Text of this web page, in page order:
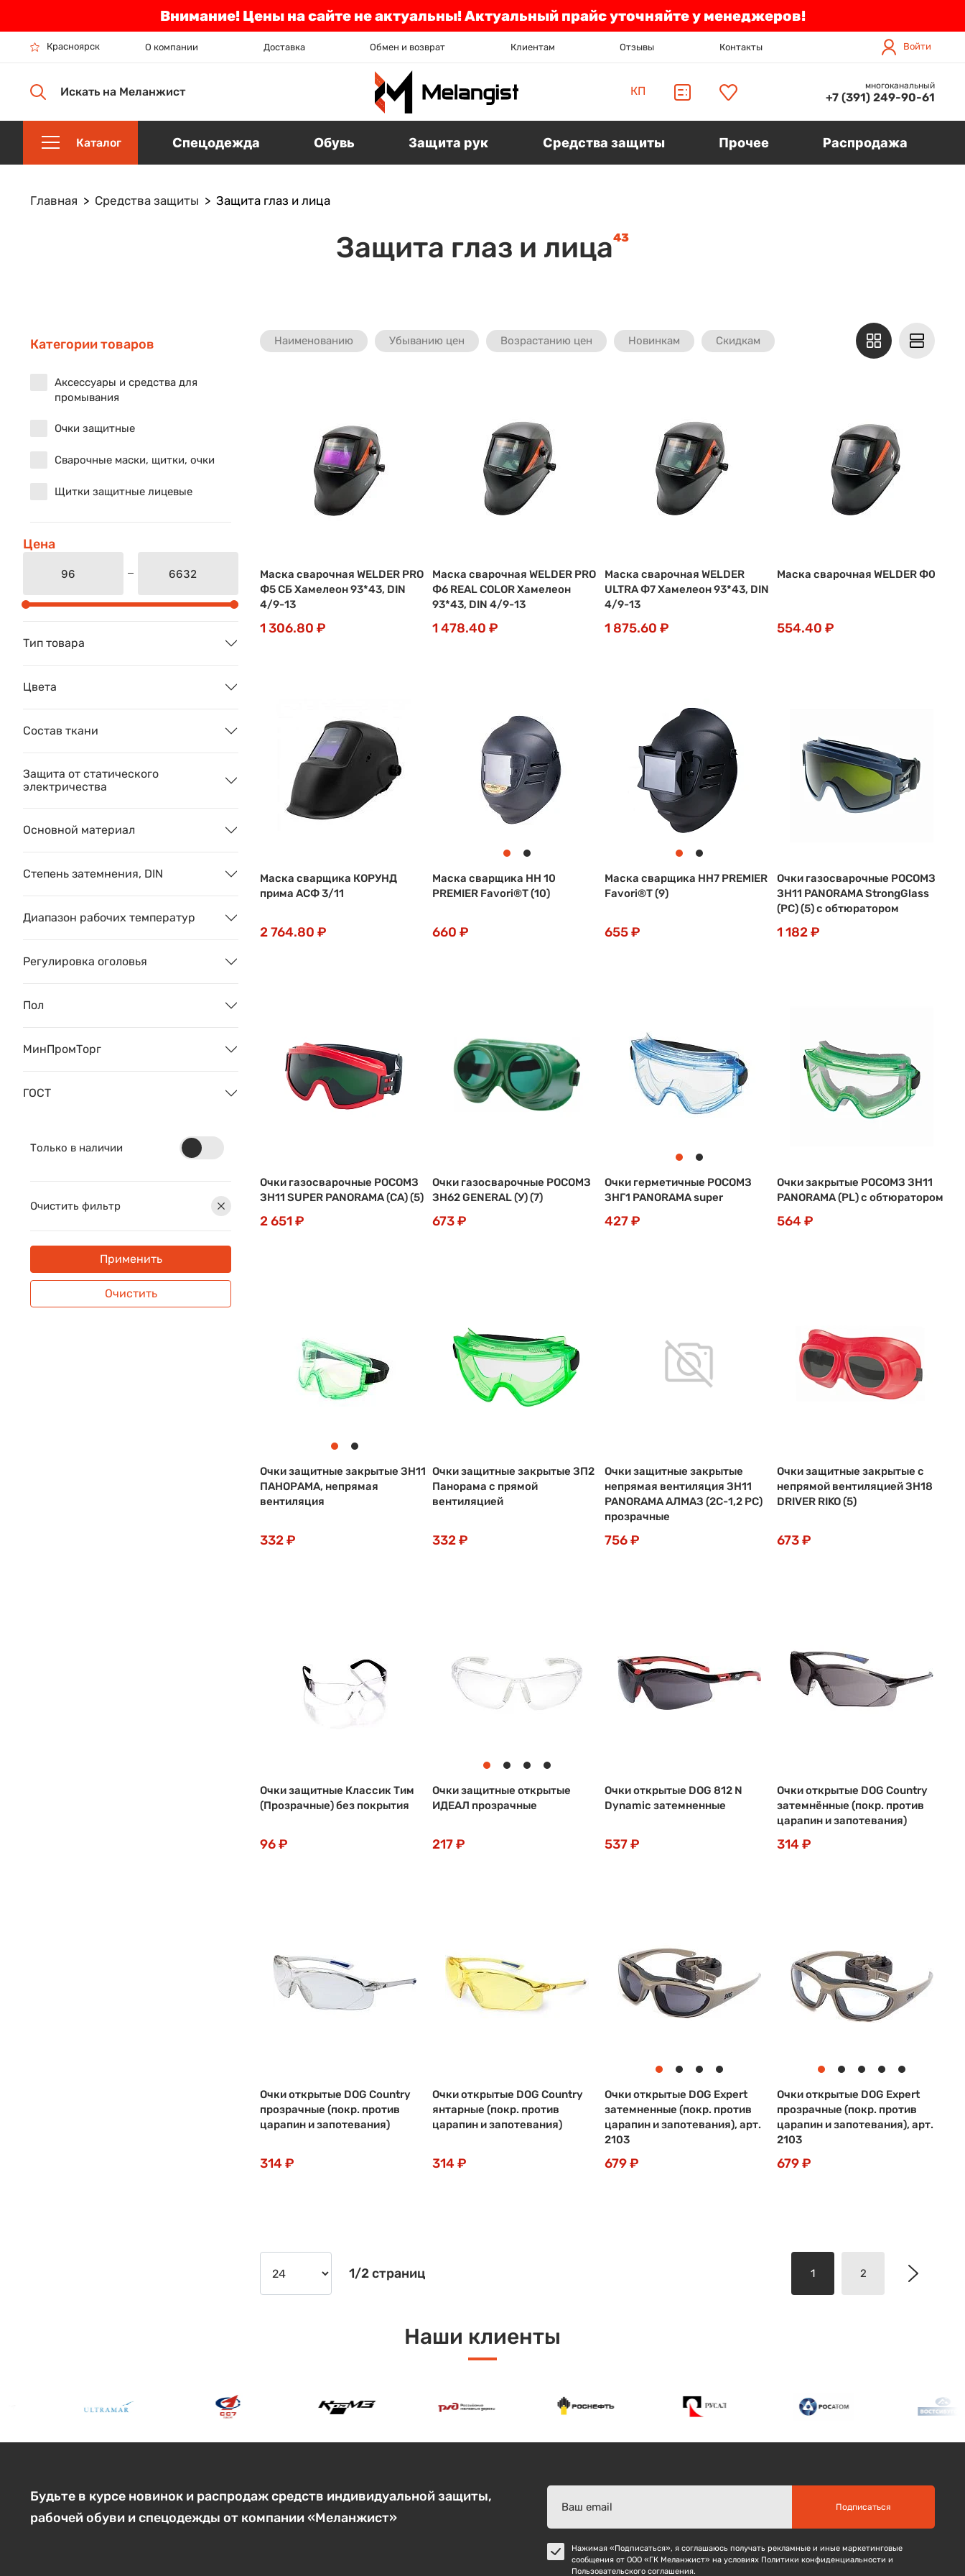
Внимание! Цены на сайте не актуальны! Актуальный прайс уточняйте у менеджеров!
Красноярск О компании Доставка Обмен и возврат Клиентам Отзывы Контакты Войти
Искать на Меланжист КП многоканальный
+7 (391) 249-90-61
Каталог Спецодежда Обувь Защита рук Средства защиты Прочее Распродажа
Главная Средства защиты Защита глаз и лица
Защита глаз и лица43
Категории товаров
Аксессуары и средства для
промывания
Очки защитные
Сварочные маски, щитки, очки
Щитки защитные лицевые
Цена
Тип товара
Цвета
Состав ткани
Защита от статического
электричества
Основной материал
Степень затемнения, DIN
Диапазон рабочих температур
Регулировка оголовья
Пол
МинПромТорг
ГОСТ
Только в наличии
Очистить фильтр
Применить
Очистить
Наименованию Убыванию цен Возрастанию цен Новинкам Скидкам
Маска сварочная WELDER PRO
Ф5 СБ Хамелеон 93*43, DIN
4/9-13
1 306.80 ₽
Маска сварочная WELDER PRO
Ф6 REAL COLOR Хамелеон
93*43, DIN 4/9-13
1 478.40 ₽
Маска сварочная WELDER
ULTRA Ф7 Хамелеон 93*43, DIN
4/9-13
1 875.60 ₽
Маска сварочная WELDER Ф0
554.40 ₽
Маска сварщика КОРУНД
прима АСФ 3/11
2 764.80 ₽
Маска сварщика НН 10
PREMIER Favori®T (10)
660 ₽
Маска сварщика НН7 PREMIER
Favori®T (9)
655 ₽
Очки газосварочные РОСОМЗ
ЗН11 PANORAMA StrongGlass
(PC) (5) с обтюратором
1 182 ₽
Очки газосварочные РОСОМЗ
ЗН11 SUPER PANORAMA (CA) (5)
2 651 ₽
Очки газосварочные РОСОМЗ
ЗН62 GENERAL (У) (7)
673 ₽
Очки герметичные РОСОМЗ
ЗНГ1 PANORAMA super
427 ₽
Очки закрытые РОСОМЗ ЗН11
PANORAMA (PL) с обтюратором
564 ₽
Очки защитные закрытые ЗН11
ПАНОРАМА, непрямая
вентиляция
332 ₽
Очки защитные закрытые ЗП2
Панорама с прямой
вентиляцией
332 ₽
Очки защитные закрытые
непрямая вентиляция ЗН11
PANORAMA АЛМАЗ (2С-1,2 РС)
прозрачные
756 ₽
Очки защитные закрытые с
непрямой вентиляцией ЗН18
DRIVER RIKO (5)
673 ₽
Очки защитные Классик Тим
(Прозрачные) без покрытия
96 ₽
Очки защитные открытые
ИДЕАЛ прозрачные
217 ₽
Очки открытые DOG 812 N
Dynamic затемненные
537 ₽
Очки открытые DOG Country
затемнённые (покр. против
царапин и запотевания)
314 ₽
Очки открытые DOG Country
прозрачные (покр. против
царапин и запотевания)
314 ₽
Очки открытые DOG Country
янтарные (покр. против
царапин и запотевания)
314 ₽
Очки открытые DOG Expert
затемненные (покр. против
царапин и запотевания), арт.
2103
679 ₽
Очки открытые DOG Expert
прозрачные (покр. против
царапин и запотевания), арт.
2103
679 ₽
1/2 страниц 1 2
Наши клиенты
Будьте в курсе новинок и распродаж средств индивидуальной защиты,
рабочей обуви и спецодежды от компании «Меланжист»
Подписаться
Нажимая «Подписаться», я соглашаюсь получать рекламные и иные маркетинговые
сообщения от ООО «ГК Меланжист» на условиях Политики конфиденциальности и
Пользовательского соглашения.